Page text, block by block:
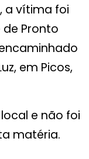
a vítima foi
Pronto
em Picos,
e não foi
matéria.